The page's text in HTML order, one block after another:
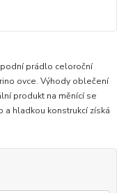
prádlo celoroční
ovce. Výhody oblečení
produkt na měnící se
a hladkou konstrukcí získá